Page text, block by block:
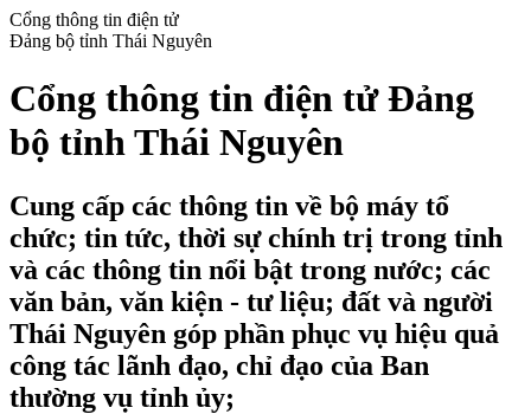
Cổng thông tin điện tử
Đảng bộ tỉnh Thái Nguyên
Cổng thông tin điện tử Đảng
bộ tỉnh Thái Nguyên
Cung cấp các thông tin về bộ máy tổ
chức; tin tức, thời sự chính trị trong tỉnh
và các thông tin nổi bật trong nước; các
văn bản, văn kiện - tư liệu; đất và người
Thái Nguyên góp phần phục vụ hiệu quả
công tác lãnh đạo, chỉ đạo của Ban
thường vụ tỉnh ủy;